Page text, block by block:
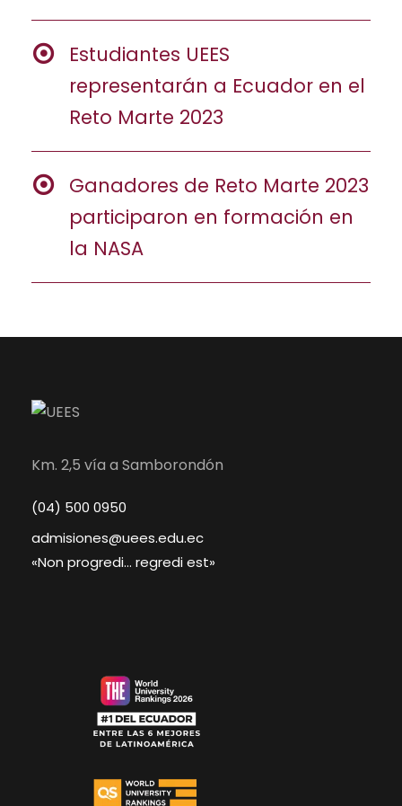
Estudiantes UEES
representarán a Ecuador en el
Reto Marte 2023
Ganadores de Reto Marte 2023
participaron en formación en
la NASA
Km. 2,5 vía a Samborondón
(04) 500 0950
admisiones@uees.edu.ec
«Non progredi… regredi est»